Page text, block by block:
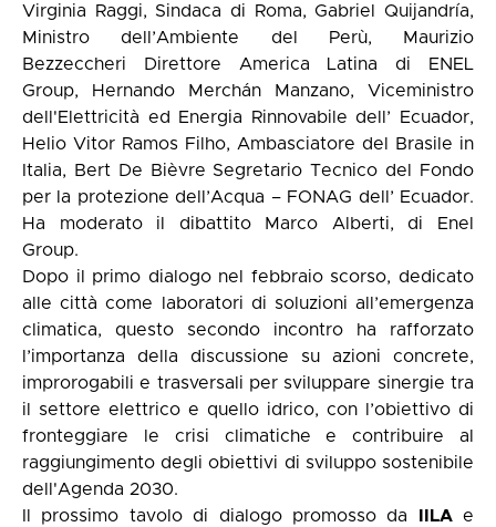
Virginia Raggi, Sindaca di Roma, Gabriel Quijandría,
Ministro dell’Ambiente del Perù, Maurizio
Bezzeccheri Direttore America Latina di ENEL
Group, Hernando Merchán Manzano, Viceministro
dell'Elettricità ed Energia Rinnovabile dell’ Ecuador,
Helio Vitor Ramos Filho, Ambasciatore del Brasile in
Italia, Bert De Bièvre Segretario Tecnico del Fondo
per la protezione dell’Acqua – FONAG dell’ Ecuador.
Ha moderato il dibattito Marco Alberti, di Enel
Group.
Dopo il primo dialogo nel febbraio scorso, dedicato
alle città come laboratori di soluzioni all’emergenza
climatica, questo secondo incontro ha rafforzato
l’importanza della discussione su azioni concrete,
improrogabili e trasversali per sviluppare sinergie tra
il settore elettrico e quello idrico, con l’obiettivo di
fronteggiare le crisi climatiche e contribuire al
raggiungimento degli obiettivi di sviluppo sostenibile
dell'Agenda 2030.
Il prossimo tavolo di dialogo promosso da
IILAe